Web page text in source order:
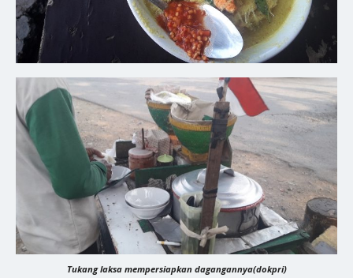
Tukang laksa mempersiapkan dagangannya(dokpri)